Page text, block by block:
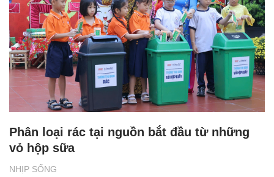
NHỊP SỐNG
Phân loại rác tại nguồn bắt đầu từ những
vỏ hộp sữa